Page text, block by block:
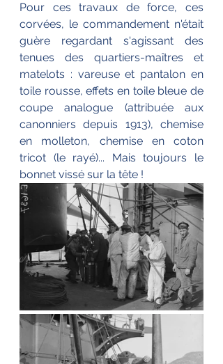
Pour ces travaux de force, ces
corvées, le commandement n'était
guère regardant s'agissant des
tenues des quartiers-maîtres et
matelots : vareuse et pantalon en
toile rousse, effets en toile bleue de
coupe analogue (attribuée aux
canonniers depuis 1913), chemise
en molleton, chemise en coton
tricot (le rayé)... Mais toujours le
bonnet vissé sur la tête !